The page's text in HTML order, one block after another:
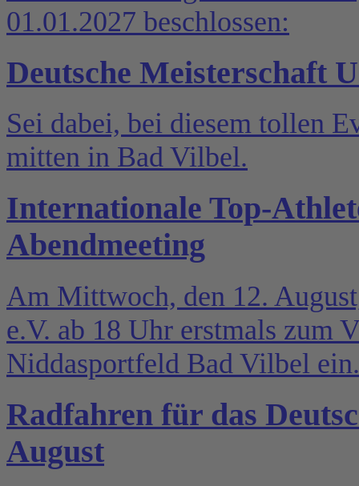
01.01.2027 beschlossen:
Deutsche Meisterschaft
Sei dabei, bei diesem tollen
mitten in Bad Vilbel.
Internationale Top-
Abendmeeting
Am Mittwoch, den 12.
e.V. ab 18 Uhr erstmals zum
Niddasportfeld Bad Vilbel ein.
Radfahren für das
August